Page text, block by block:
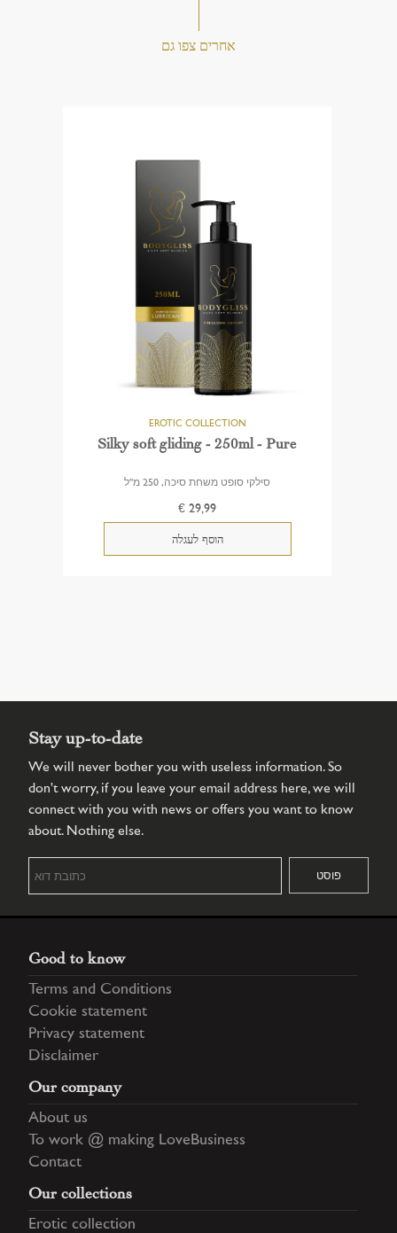
אחרים צפו גם
Silky soft gliding - 250ml - Pure
סילקי סופט משחת סיכה, 250 מ"ל
€ 29,99
Stay up-to-date
We will never bother you with useless information. So
don't worry, if you leave your email address here, we will
connect with you with news or offers you want to know
about. Nothing else.
Good to know
Terms and Conditions
Cookie statement
Privacy statement
Disclaimer
Our company
About us
To work @ making LoveBusiness
Contact
Our collections
Erotic collection